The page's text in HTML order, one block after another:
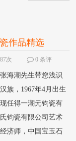
作品精选
次
0 条评
海潮先生带您浅识
族，1967年4月出生
任得一潮元钧瓷有
钧瓷有限公司艺术
济师，中国宝玉石